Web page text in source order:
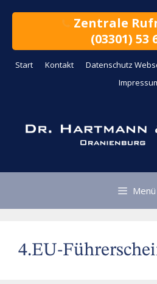
Zentrale
(03301) 53
Start Kontakt Datenschutz
Menü
4.EU-